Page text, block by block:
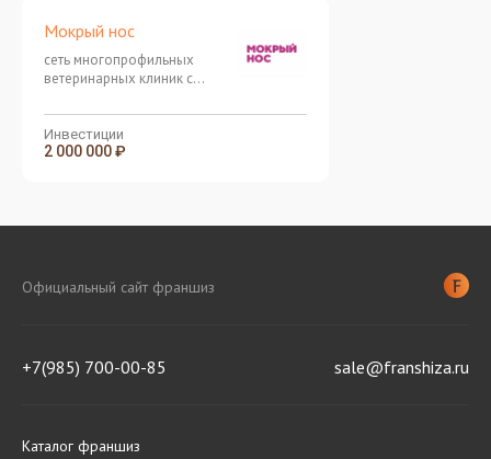
Мокрый нос
сеть многопрофильных
ветеринарных клиник с
лечению животных
Инвестиции
2 000 000 ₽
Официальный сайт франшиз
+7(985) 700-00-85 sale@franshiza.ru
Каталог франшиз